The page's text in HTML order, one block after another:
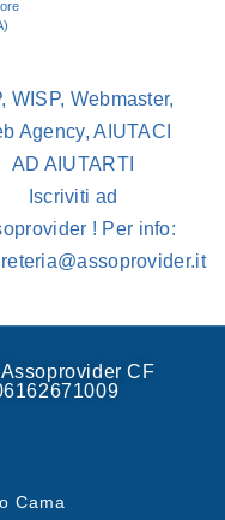
WISP, Webmaster,
Agency, AIUTACI
AD AIUTARTI
Iscriviti ad
! Per info:
CF
Cama